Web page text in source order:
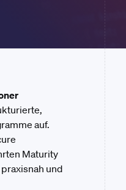
auf.
Maturity
und